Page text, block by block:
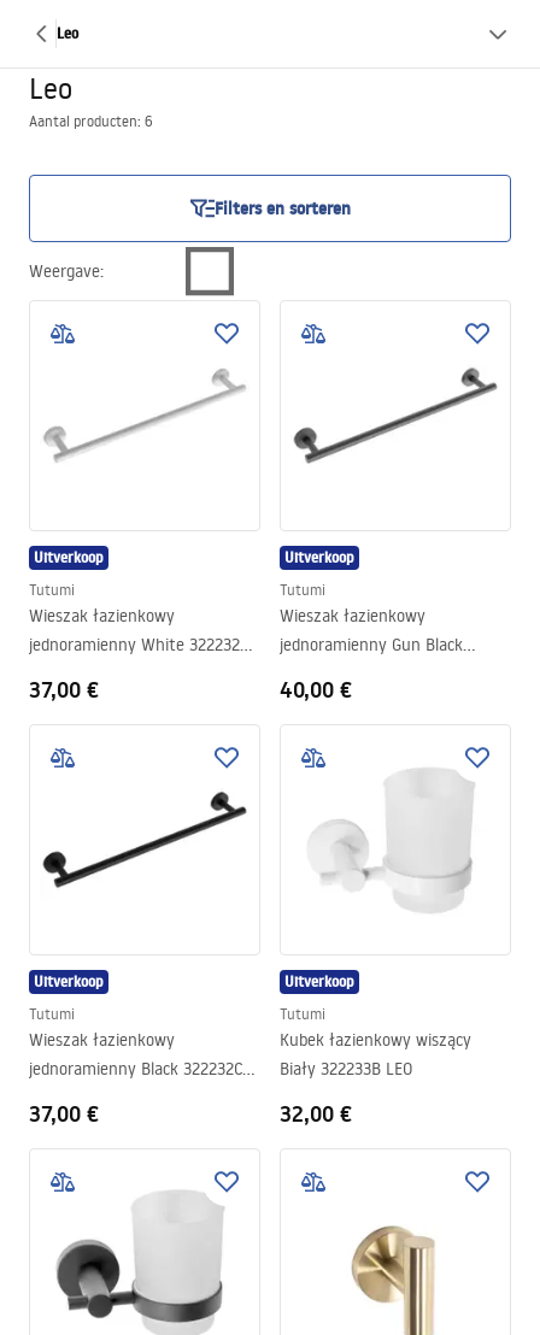
Leo
Leo
Aantal producten: 6
Filters en sorteren
Weergave:
Uitverkoop
Tutumi
Wieszak łazienkowy
jednoramienny White 322232B
37,00 €
Uitverkoop
Tutumi
Wieszak łazienkowy
jednoramienny Gun Black
40,00 €
Uitverkoop
Tutumi
Wieszak łazienkowy
jednoramienny Black 322232C
37,00 €
Uitverkoop
Tutumi
Kubek łazienkowy wiszący
Biały 322233B LEO
32,00 €